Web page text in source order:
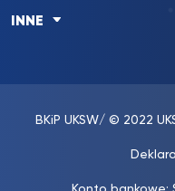
INNE
BKiP UKSW/ © 2022